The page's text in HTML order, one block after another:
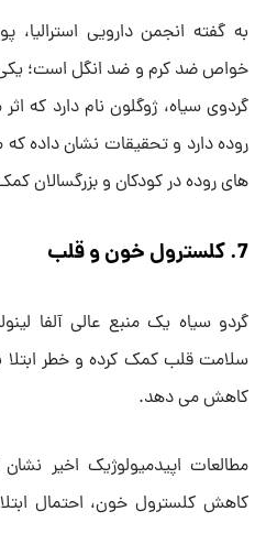
به گفته انجمن دارویی
خواص ضد کرم و ضد انگل است؛ یکی
گردوی سیاه، ژوگلون نام دارد که
روده دارد و تحقیقات نشان داده
های روده در کودکان و بزرگسالان
7. کلسترول خون و قلب
سلامت قلب کمک کرده و خطر ابتلا
کاهش می دهد.
مطالعات اپیدمیولوژیک اخیر
کاهش کلسترول خون، احتمال